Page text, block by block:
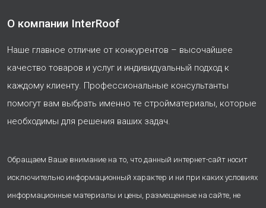
О компании InterRoof
Наше главное отличие от конкурентов – высочайшее
качество товаров и услуг и индивидуальный подход к
каждому клиенту. Профессиональные консультанты
помогут вам выбрать именно те стройматериалы, которые
необходимы для решения ваших задач.
Обращаем Ваше внимание на то, что данный интернет-сайт носит
исключительно информационный характер и ни при каких условиях
информационные материалы и цены, размещенные на сайте, не